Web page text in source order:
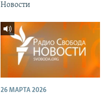
Новости
26 МАРТА 2026